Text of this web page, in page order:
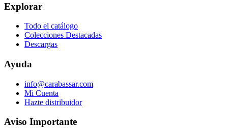
Explorar
Todo el catálogo
Colecciones Destacadas
Descargas
Ayuda
info@carabassar.com
Mi Cuenta
Hazte distribuidor
Aviso Importante